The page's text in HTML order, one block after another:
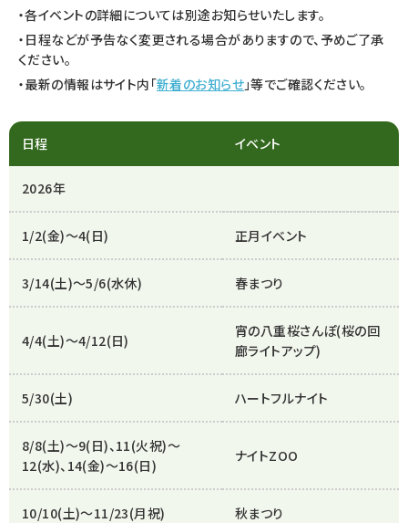
・各イベントの詳細については別途お知らせいたします。
・日程などが予告なく変更される場合がありますので、予めご了承
ください。
・最新の情報はサイト内「新着のお知らせ」等でご確認ください。
日程 イベント
2026年
1/2(金)～4(日) 正月イベント
3/14(土)～5/6(水休) 春まつり
4/4(土)～4/12(日)
宵の八重桜さんぽ(桜の回
廊ライトアップ)
5/30(土) ハートフルナイト
8/8(土)～9(日)、11(火祝)～
12(水)、14(金)～16(日)
ナイトZOO
10/10(土)～11/23(月祝) 秋まつり